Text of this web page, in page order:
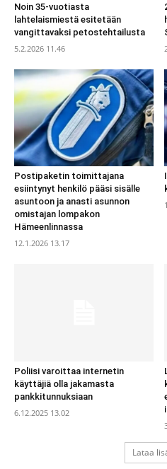
Noin 35-vuotiasta
lahtelaismiestä esitetään
vangittavaksi petostehtailusta
5.2.2026 11.46
Postipaketin toimittajana
esiintynyt henkilö pääsi sisälle
asuntoon ja anasti asunnon
omistajan lompakon
Hämeenlinnassa
12.1.2026 13.17
Poliisi varoittaa internetin
käyttäjiä olla jakamasta
pankkitunnuksiaan
6.12.2025 13.02
Lataa